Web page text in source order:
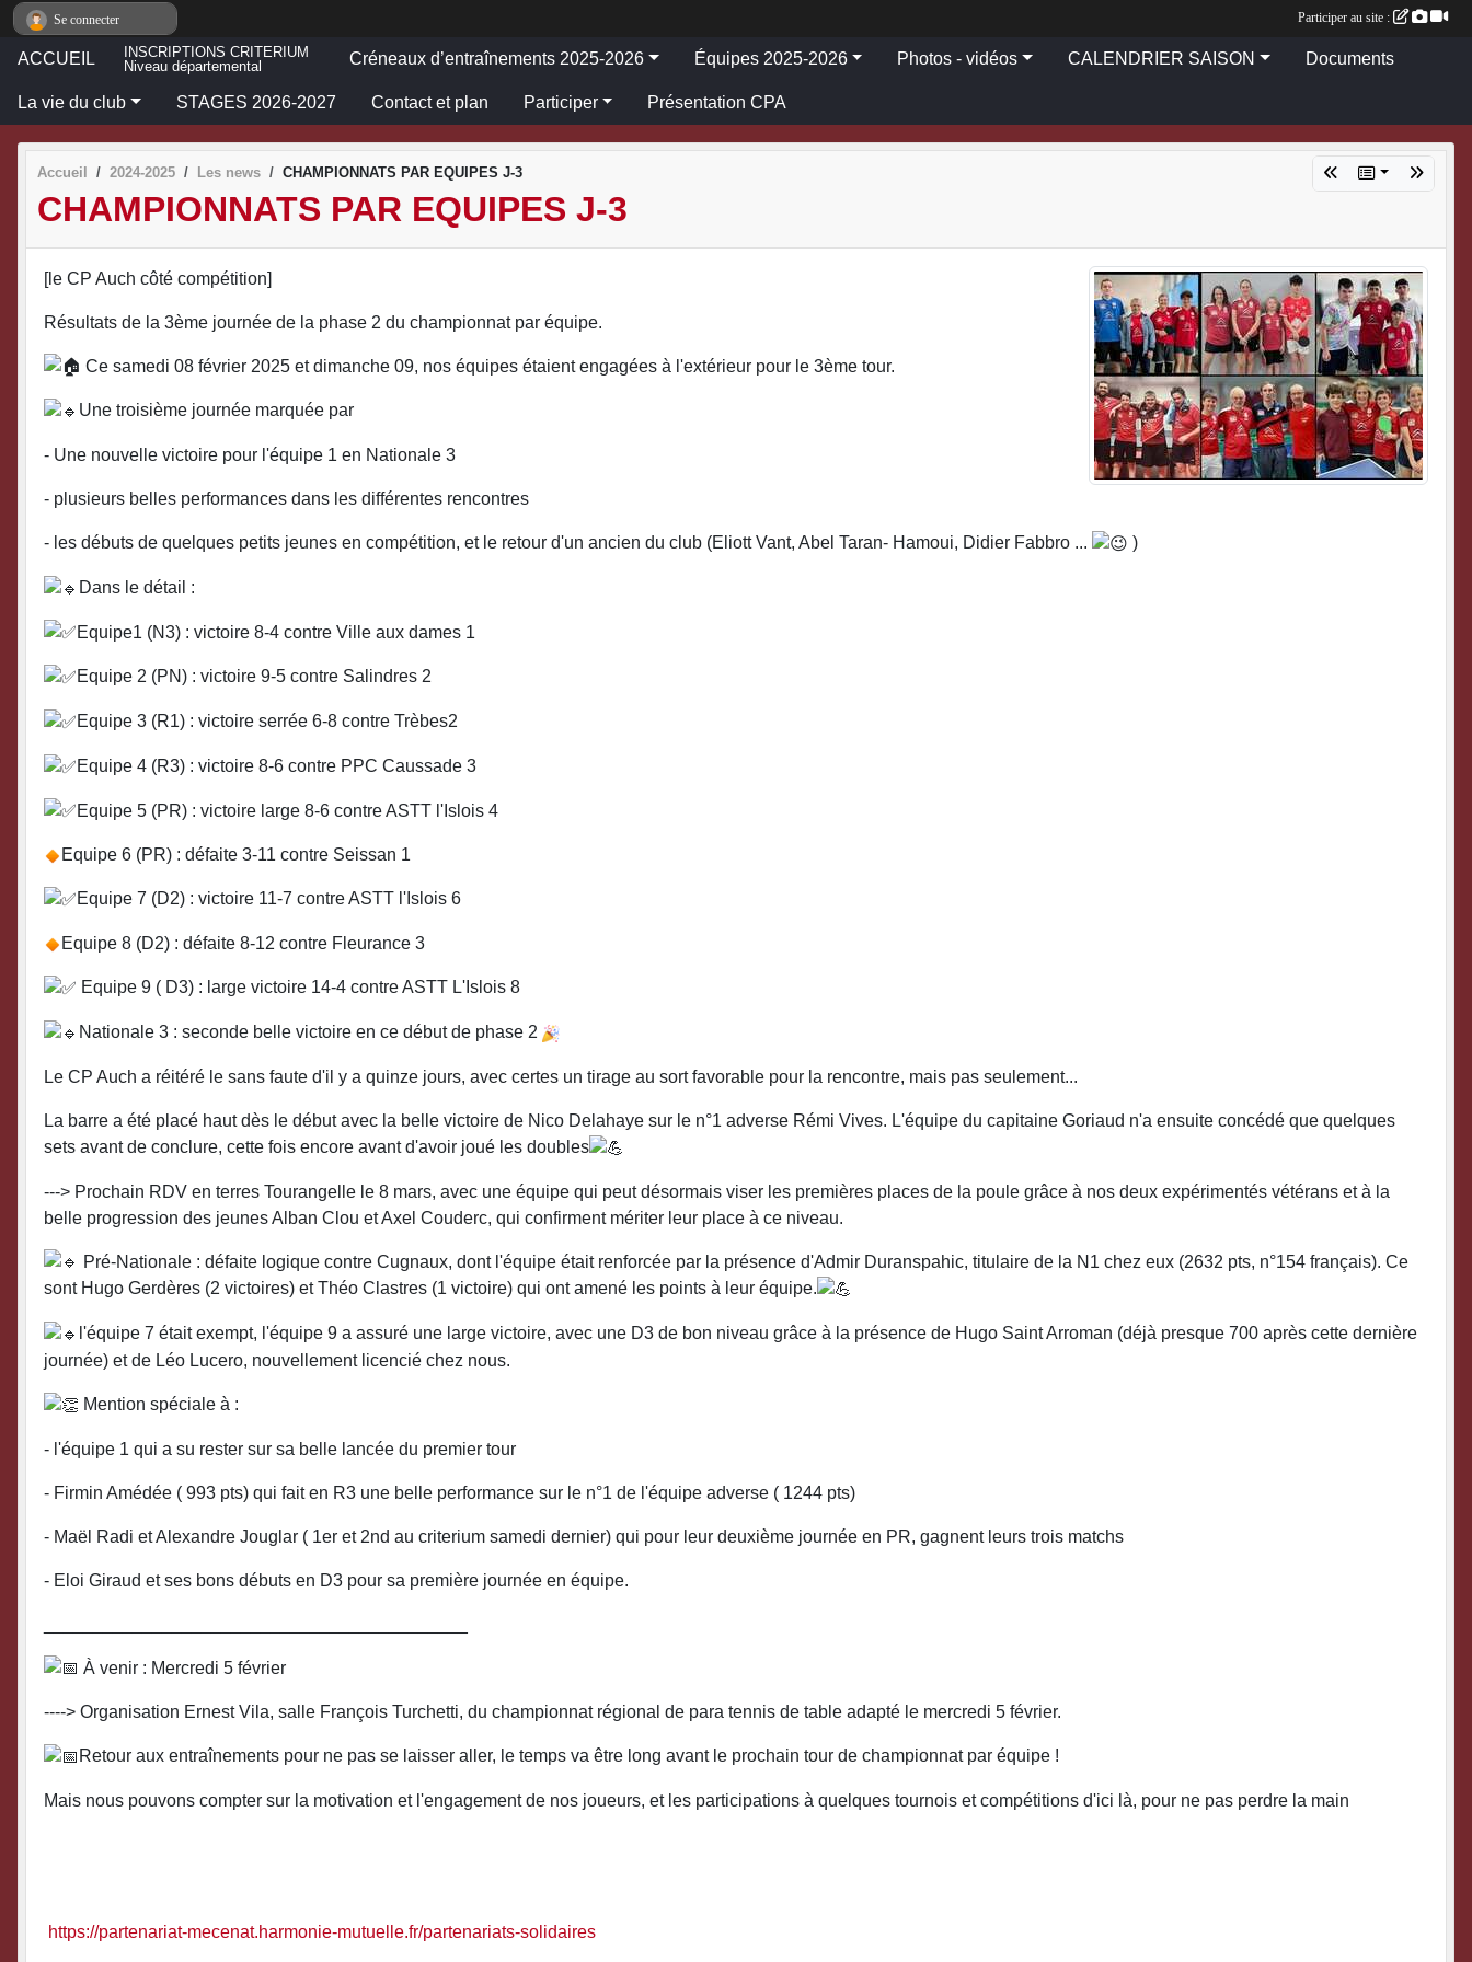
ACCUEIL
INSCRIPTIONS CRITERIUM
Niveau départemental
Créneaux d’entraînements 2025-2026 Équipes 2025-2026 Photos - vidéos CALENDRIER SAISON Documents
La vie du club STAGES 2026-2027 Contact et plan Participer Présentation CPA
Accueil 2024-2025 Les news CHAMPIONNATS PAR EQUIPES J-3
CHAMPIONNATS PAR EQUIPES J-3
[le CP Auch côté compétition]
Résultats de la 3ème journée de la phase 2 du championnat par équipe.
Ce samedi 08 février 2025 et dimanche 09, nos équipes étaient engagées à l'extérieur pour le 3ème tour.
Une troisième journée marquée par
- Une nouvelle victoire pour l'équipe 1 en Nationale 3
- plusieurs belles performances dans les différentes rencontres
- les débuts de quelques petits jeunes en compétition, et le retour d'un ancien du club (Eliott Vant, Abel Taran- Hamoui, Didier Fabbro ... )
Dans le détail :
Equipe1 (N3) : victoire 8-4 contre Ville aux dames 1
Equipe 2 (PN) : victoire 9-5 contre Salindres 2
Equipe 3 (R1) : victoire serrée 6-8 contre Trèbes2
Equipe 4 (R3) : victoire 8-6 contre PPC Caussade 3
Equipe 5 (PR) : victoire large 8-6 contre ASTT l'Islois 4
Equipe 6 (PR) : défaite 3-11 contre Seissan 1
Equipe 7 (D2) : victoire 11-7 contre ASTT l'Islois 6
Equipe 8 (D2) : défaite 8-12 contre Fleurance 3
Equipe 9 ( D3) : large victoire 14-4 contre ASTT L'Islois 8
Nationale 3 : seconde belle victoire en ce début de phase 2
Le CP Auch a réitéré le sans faute d'il y a quinze jours, avec certes un tirage au sort favorable pour la rencontre, mais pas seulement...
La barre a été placé haut dès le début avec la belle victoire de Nico Delahaye sur le n°1 adverse Rémi Vives. L'équipe du capitaine Goriaud n'a ensuite concédé que quelques
sets avant de conclure, cette fois encore avant d'avoir joué les doubles
---> Prochain RDV en terres Tourangelle le 8 mars, avec une équipe qui peut désormais viser les premières places de la poule grâce à nos deux expérimentés vétérans et à la
belle progression des jeunes Alban Clou et Axel Couderc, qui confirment mériter leur place à ce niveau.
Pré-Nationale : défaite logique contre Cugnaux, dont l'équipe était renforcée par la présence d'Admir Duranspahic, titulaire de la N1 chez eux (2632 pts, n°154 français). Ce
sont Hugo Gerdères (2 victoires) et Théo Clastres (1 victoire) qui ont amené les points à leur équipe.
l'équipe 7 était exempt, l'équipe 9 a assuré une large victoire, avec une D3 de bon niveau grâce à la présence de Hugo Saint Arroman (déjà presque 700 après cette dernière
journée) et de Léo Lucero, nouvellement licencié chez nous.
Mention spéciale à :
- l'équipe 1 qui a su rester sur sa belle lancée du premier tour
- Firmin Amédée ( 993 pts) qui fait en R3 une belle performance sur le n°1 de l'équipe adverse ( 1244 pts)
- Maël Radi et Alexandre Jouglar ( 1er et 2nd au criterium samedi dernier) qui pour leur deuxième journée en PR, gagnent leurs trois matchs
- Eloi Giraud et ses bons débuts en D3 pour sa première journée en équipe.
À venir : Mercredi 5 février
----> Organisation Ernest Vila, salle François Turchetti, du championnat régional de para tennis de table adapté le mercredi 5 février.
Retour aux entraînements pour ne pas se laisser aller, le temps va être long avant le prochain tour de championnat par équipe !
Mais nous pouvons compter sur la motivation et l'engagement de nos joueurs, et les participations à quelques tournois et compétitions d'ici là, pour ne pas perdre la main
https://partenariat-mecenat.harmonie-mutuelle.fr/partenariats-solidaires
Se connecter Participer au site :
Panneau de gestion des cookies